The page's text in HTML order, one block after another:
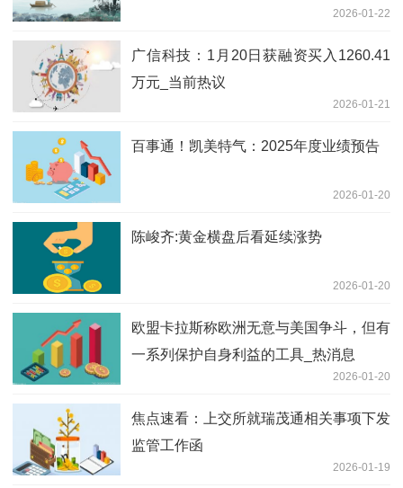
2026-01-22
广信科技：1月20日获融资买入1260.41
万元_当前热议
2026-01-21
百事通！凯美特气：2025年度业绩预告
2026-01-20
陈峻齐:黄金横盘后看延续涨势
2026-01-20
欧盟卡拉斯称欧洲无意与美国争斗，但有
一系列保护自身利益的工具_热消息
2026-01-20
焦点速看：上交所就瑞茂通相关事项下发
监管工作函
2026-01-19